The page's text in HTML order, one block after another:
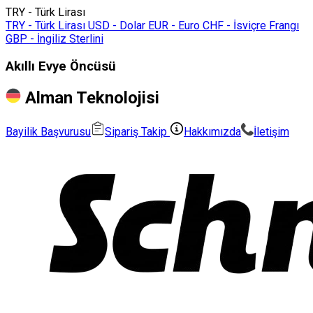
TRY - Türk Lirası
TRY - Türk Lirası USD - Dolar EUR - Euro CHF - İsviçre Frangı
GBP - İngiliz Sterlini
Akıllı Evye Öncüsü
Alman Teknolojisi
Bayilik Başvurusu Sipariş Takip Hakkımızda İletişim